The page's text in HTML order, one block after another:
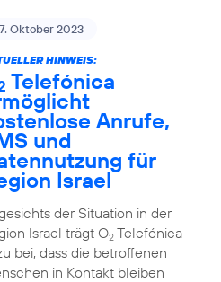
Oktober 2023
HINWEIS:
Telefónica
Anrufe,
und
für
Israel
der Situation in der
Israel trägt O2Telefónica
bei, dass die betroffenen
in Kontakt bleiben